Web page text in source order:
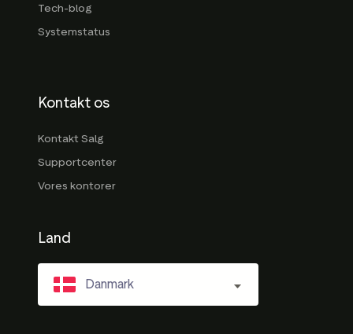
Tech-blog
Systemstatus
Kontakt os
Kontakt Salg
Supportcenter
Vores kontorer
Land
Danmark